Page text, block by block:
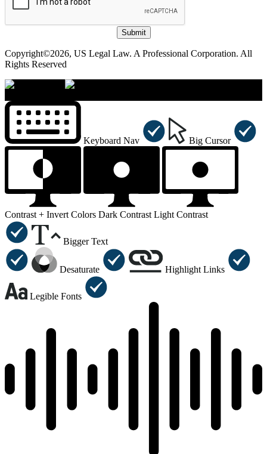
Submit
Copyright©2026, US Legal Law. A Professional Corporation. All
Rights Reserved
Keyboard Nav Big Cursor
Contrast + Invert Colors Dark Contrast Light Contrast
Bigger Text
Desaturate Highlight Links
Legible Fonts